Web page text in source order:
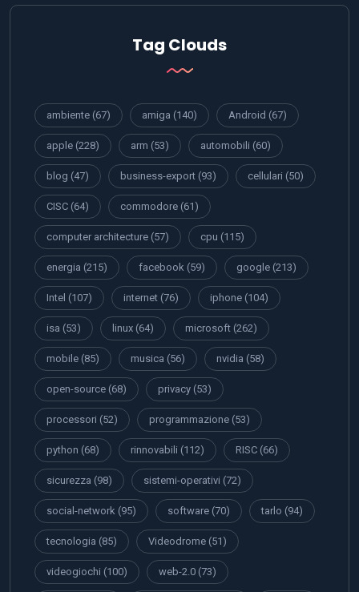
Tag Clouds
ambiente (67) amiga (140) Android (67)
apple (228) arm (53) automobili (60)
blog (47) business-export (93) cellulari (50)
CISC (64) commodore (61)
computer architecture (57) cpu (115)
energia (215) facebook (59) google (213)
Intel (107) internet (76) iphone (104)
isa (53) linux (64) microsoft (262)
mobile (85) musica (56) nvidia (58)
open-source (68) privacy (53)
processori (52) programmazione (53)
python (68) rinnovabili (112) RISC (66)
sicurezza (98) sistemi-operativi (72)
social-network (95) software (70) tarlo (94)
tecnologia (85) Videodrome (51)
videogiochi (100) web-2.0 (73)